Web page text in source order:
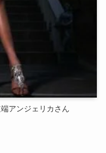
アンジェリカさん